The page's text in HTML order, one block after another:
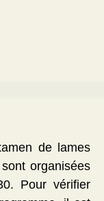
de lames
organisées
Pour vérifier